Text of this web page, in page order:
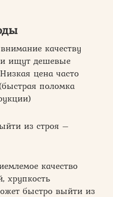
качеству
ищут дешевые
цена часто
поломка
из строя –
качество
хрупкость
быстро выйти из